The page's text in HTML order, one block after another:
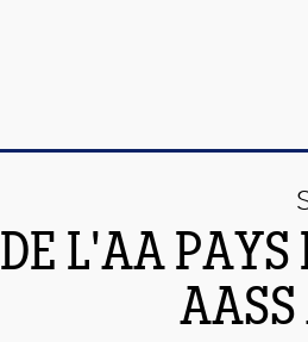
DE L'AA PAYS